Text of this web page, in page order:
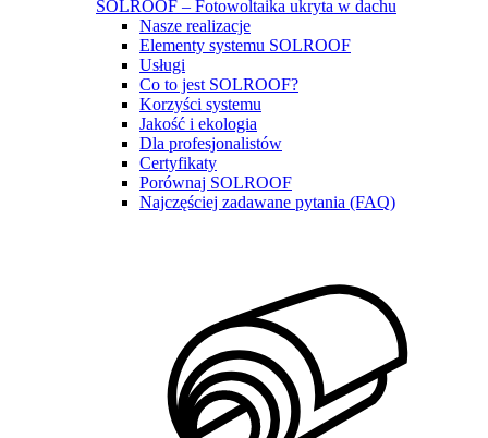
SOLROOF – Fotowoltaika ukryta w dachu
Nasze realizacje
Elementy systemu SOLROOF
Usługi
Co to jest SOLROOF?
Korzyści systemu
Jakość i ekologia
Dla profesjonalistów
Certyfikaty
Porównaj SOLROOF
Najczęściej zadawane pytania (FAQ)